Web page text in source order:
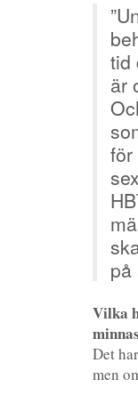
tid
är
för
på
Vilka
Det
men